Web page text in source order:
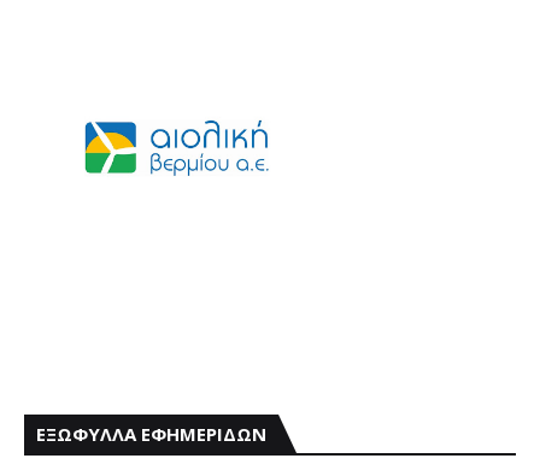
ΕΞΩΦΥΛΛΑ ΕΦΗΜΕΡΙΔΩΝ